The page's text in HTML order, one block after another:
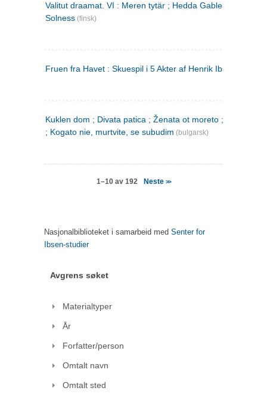
Valitut draamat. VI : Meren tytär ; Hedda Gabler ;
Solness (finsk)
Fruen fra Havet : Skuespil i 5 Akter af Henrik Ibsen
Kuklen dom ; Divata patica ; Ženata ot moreto ; Malkijat
; Kogato nie, murtvite, se subudim (bulgarsk)
1–10 av 192 Neste >>
Nasjonalbiblioteket i samarbeid med Senter for
Ibsen-studier
Avgrens søket
Materialtyper
År
Forfatter/person
Omtalt navn
Omtalt sted